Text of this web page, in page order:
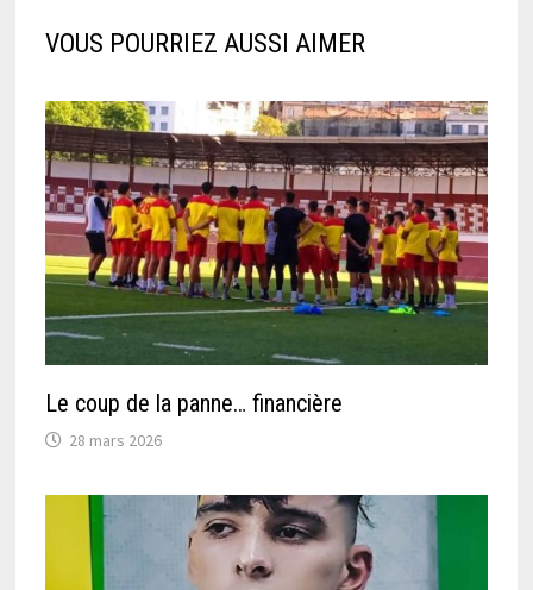
VOUS POURRIEZ AUSSI AIMER
Le coup de la panne… financière
28 mars 2026